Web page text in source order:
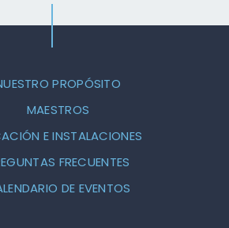
PROPÓSITO
MAESTROS
E INSTALACIONES
FRECUENTES
DE EVENTOS